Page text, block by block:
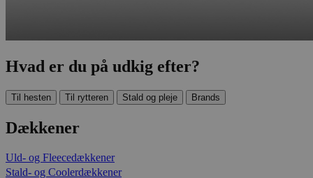
Hvad er du på udkig efter?
Til hesten Til rytteren Stald og pleje Brands
Dækkener
Uld- og Fleecedækkener
Stald- og Coolerdækkener